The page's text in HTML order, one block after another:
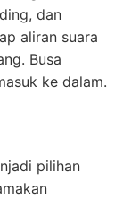
dan
aliran suara
Busa
ke dalam.
pilihan